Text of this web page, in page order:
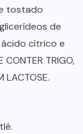
tostado
de
cítrico e
TRIGO,
LACTOSE.